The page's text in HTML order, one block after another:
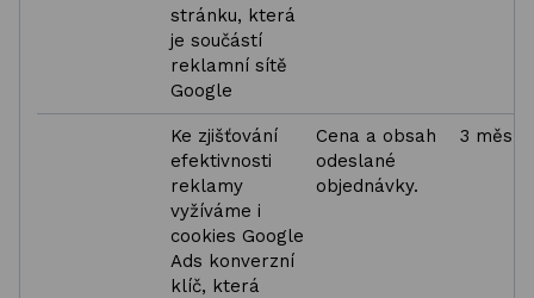
stránku, která
je součástí
reklamní sítě
Google
Ke zjišťování
efektivnosti
reklamy
vyžíváme i
cookies Google
Ads konverzní
klíč, která
Cena a obsah
odeslané
objednávky.
3